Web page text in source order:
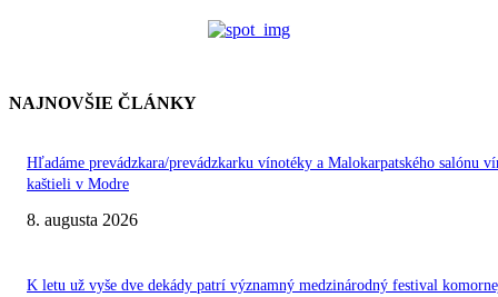
NAJNOVŠIE ČLÁNKY
Hľadáme prevádzkara/prevádzkarku vínotéky a Malokarpatského salónu
kaštieli v Modre
8. augusta 2026
K letu už vyše dve dekády patrí významný medzinárodný festival